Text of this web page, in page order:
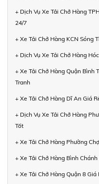
+ Dịch Vụ Xe Tải Chở Hàng
24/7
+ Xe Tải Chở Hàng KCN Sóng
+ Dịch Vụ Xe Tải Chở Hàng
+ Xe Tải Chở Hàng Quận Bình
Tranh
+ Xe Tải Chở Hàng Dĩ An Giá
+ Dịch Vụ Xe Tải Chở Hàng
Tốt
+ Xe Tải Chở Hàng Phường
+ Xe Tải Chở Hàng Bình
+ Xe Tải Chở Hàng Quận 8